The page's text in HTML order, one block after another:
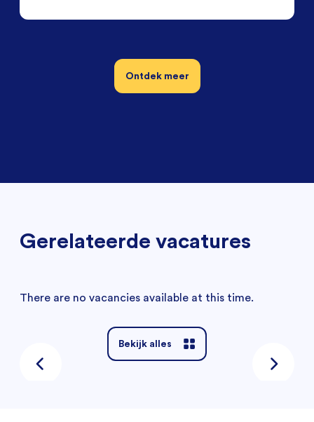
Ontdek meer
Gerelateerde vacatures
There are no vacancies available at this time.
Bekijk alles